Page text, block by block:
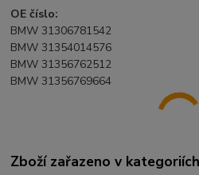
OE číslo:
BMW 31306781542
BMW 31354014576
BMW 31356762512
BMW 31356769664
Zboží zařazeno v kategoriích